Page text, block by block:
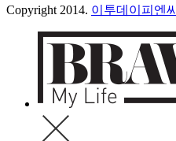
Copyright 2014. 이투데이피엔씨